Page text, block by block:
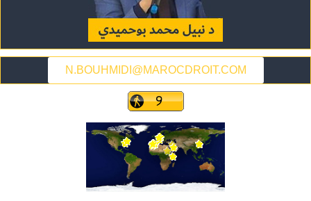
N.BOUHMIDI@MAROCDROIT.COM